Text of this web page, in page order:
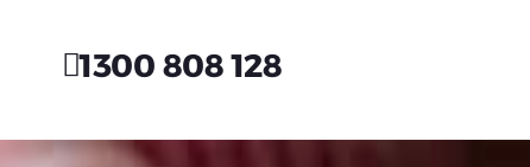
1300 808 128